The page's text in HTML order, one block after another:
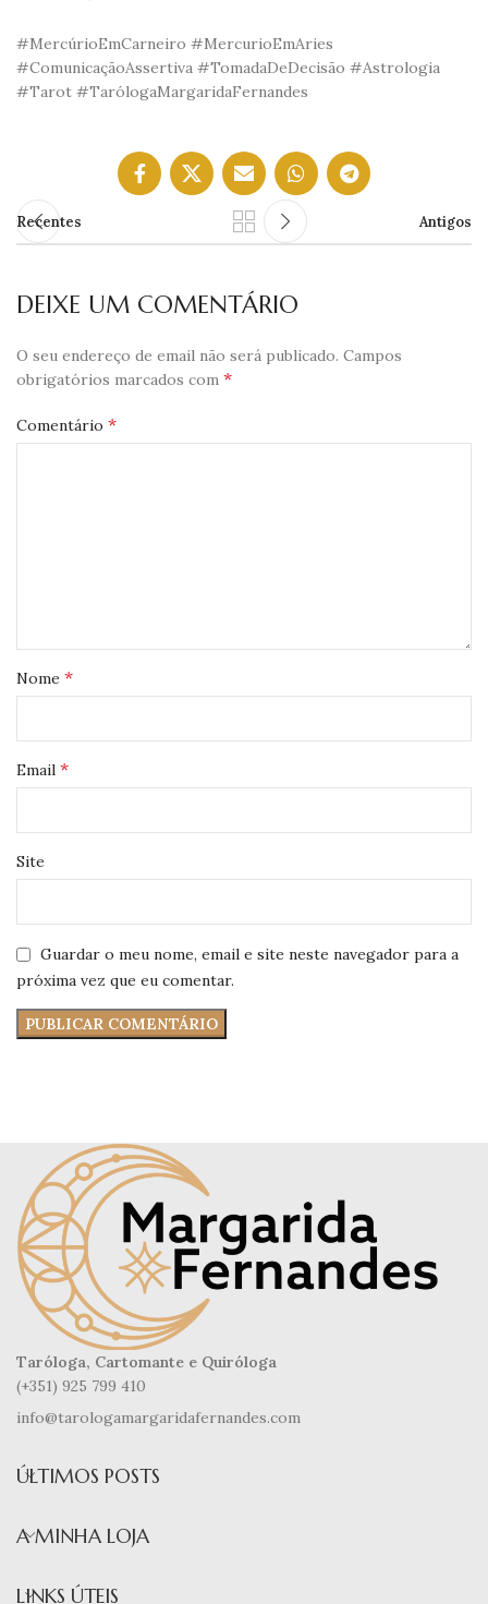
#MercúrioEmCarneiro #MercurioEmAries
#ComunicaçãoAssertiva #TomadaDeDecisão #Astrologia
#Tarot #TarólogaMargaridaFernandes
Recentes Antigos
DEIXE UM COMENTÁRIO
O seu endereço de email não será publicado. Campos
obrigatórios marcados com *
Comentário *
Nome *
Email *
Site
Guardar o meu nome, email e site neste navegador para a
próxima vez que eu comentar.
Taróloga, Cartomante e Quiróloga
(+351) 925 799 410
info@tarologamargaridafernandes.com
ÚLTIMOS POSTS
A MINHA LOJA
LINKS ÚTEIS